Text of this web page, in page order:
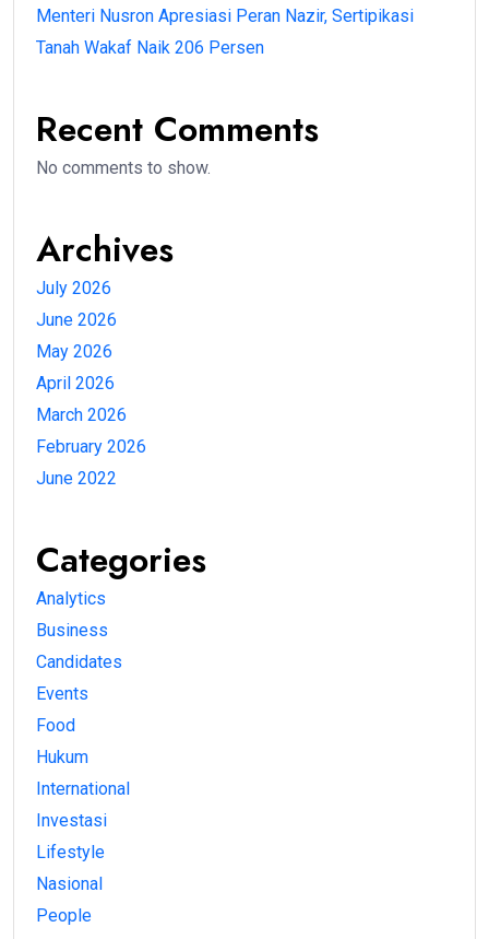
Menteri Nusron Apresiasi Peran Nazir, Sertipikasi
Tanah Wakaf Naik 206 Persen
Recent Comments
No comments to show.
Archives
July 2026
June 2026
May 2026
April 2026
March 2026
February 2026
June 2022
Categories
Analytics
Business
Candidates
Events
Food
Hukum
International
Investasi
Lifestyle
Nasional
People